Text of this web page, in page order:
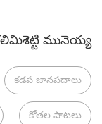
మునెయ్య
కడప జానపదాలు
కోతల పాటలు